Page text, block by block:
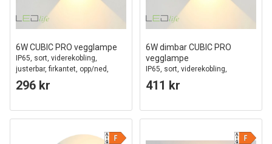
6W CUBIC PRO vegglampe
IP65, sort, viderekobling,
justerbar, firkantet, opp/ned,
utendørs, inkl. lyskilde
296 kr
6W dimbar CUBIC PRO
vegglampe
IP65, sort, viderekobling,
justerbar, firkantet, opp/ned, inne
/ ute, inkl. lyskilde
411 kr